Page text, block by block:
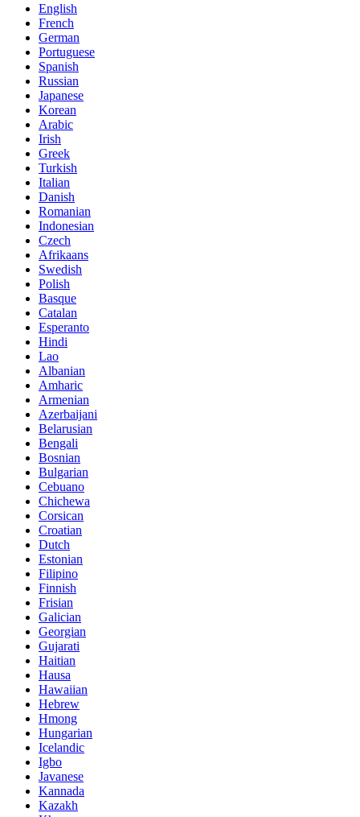
English
French
German
Portuguese
Spanish
Russian
Japanese
Korean
Arabic
Irish
Greek
Turkish
Italian
Danish
Romanian
Indonesian
Czech
Afrikaans
Swedish
Polish
Basque
Catalan
Esperanto
Hindi
Lao
Albanian
Amharic
Armenian
Azerbaijani
Belarusian
Bengali
Bosnian
Bulgarian
Cebuano
Chichewa
Corsican
Croatian
Dutch
Estonian
Filipino
Finnish
Frisian
Galician
Georgian
Gujarati
Haitian
Hausa
Hawaiian
Hebrew
Hmong
Hungarian
Icelandic
Igbo
Javanese
Kannada
Kazakh